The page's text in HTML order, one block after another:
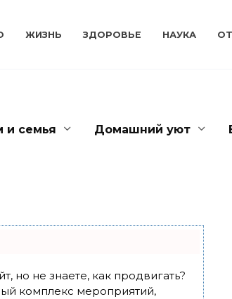
ЖИЗНЬ ЗДОРОВЬЕ НАУКА
и семья Домашний уют
но не знаете, как продвигать?
комплекс мероприятий,